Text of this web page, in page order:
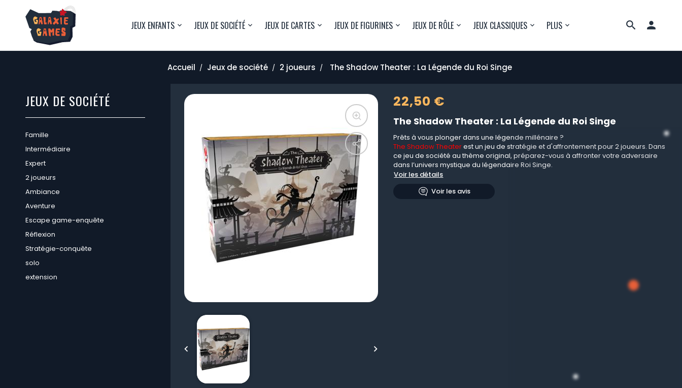

JEUX ENFANTS JEUX DE SOCIÉTÉ JEUX DE CARTES JEUX DE FIGURINES JEUX DE RÔLE JEUX CLASSIQUES PLUS
Accueil Jeux de société 2 joueurs The Shadow Theater : La Légende du Roi Singe
JEUX DE SOCIÉTÉ
Famille
Intermédiaire
Expert
2 joueurs
Ambiance
Aventure
Escape game-enquête
Réflexion
Stratégie-conquête
solo
extension
 
22,50 €
The Shadow Theater : La Légende du Roi Singe
Prêts à vous plonger dans une légende millénaire ?
The Shadow Theaterest un jeu de stratégie et d'affrontement pour 2 joueurs. Dans
ce jeu de société au thème original, préparez-vous à affronter votre adversaire
dans l’univers mystique du légendaire Roi Singe.
Voir les détails
Voir les avis